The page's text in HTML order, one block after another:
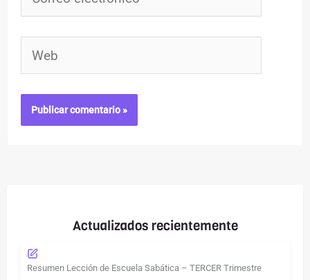
Actualizados recientemente
Resumen Lección de Escuela Sabática – TERCER Trimestre
electrónico*
Web